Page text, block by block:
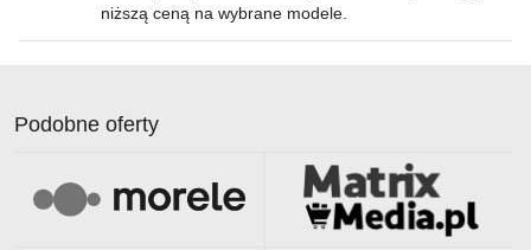
niższą ceną na wybrane modele.
Podobne oferty